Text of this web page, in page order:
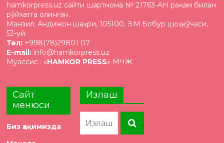
hamkorpress.uz сайти шартнома № 21763-AH рақам билан
рўйхатга олинган.
Манзил: Андижон шаҳри, 105100, З.М.Бобур шоҳкўчаси,
53-уй.
Тел: +998(78)29801 07
E-mail: info@hamkorpress.uz
Муассис : «HAMKOR PRESS» МЧЖ
Сайт
менюси
Биз ҳақимизда
Излаш